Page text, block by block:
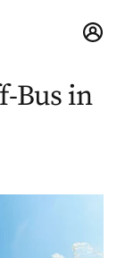
Bus in